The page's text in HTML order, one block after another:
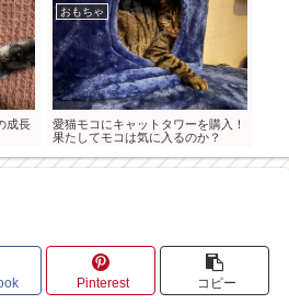
成長
おもちゃ
愛猫モコにキャットタワーを購入！
果たしてモコは気に入るのか？
Pinterest コピー